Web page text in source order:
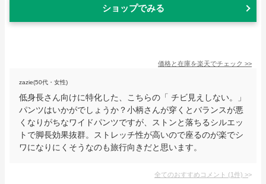
ショップでみる
価格と在庫を楽天でチェック >>
zazie(50代・女性)
低身長さん向けに特化した、こちらの「 チビ見えしない。」
パンツはいかがでしょうか？小柄さんが穿くとバランスが悪
くなりがちなワイドパンツですが、ストンと落ちるシルエッ
トで脚長効果抜群。ストレッチ性が高いので座るのが楽でシ
ワになりにくそうなのも旅行向きだと思います。
全てのおすすめコメント (1件) >